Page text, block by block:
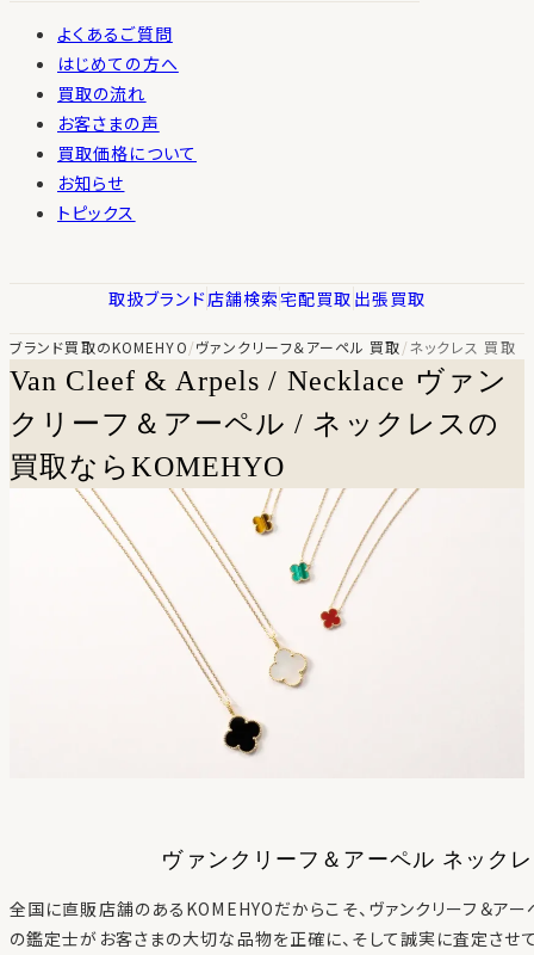
よくあるご質問
はじめての方へ
買取の流れ
お客さまの声
買取価格について
お知らせ
トピックス
取扱ブランド店舗検索宅配買取 出張買取
ブランド買取のKOMEHYO/ヴァンクリーフ＆アーペル 買取/ネックレス 買取
Van Cleef & Arpels / Necklace ヴァン
クリーフ＆アーペル / ネックレスの
買取ならKOMEHYO
ヴァンクリーフ＆アーペル ネック
全国に直販店舗のあるKOMEHYOだからこそ、 ヴァンクリーフ＆ア
の鑑定士がお客さまの大切な品物を正確に、そして誠実に査定させ